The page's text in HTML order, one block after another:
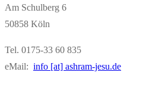
Am Schulberg 6
50858 Köln
Tel. 0175-33 60 835
eMail: info [at] ashram-jesu.de